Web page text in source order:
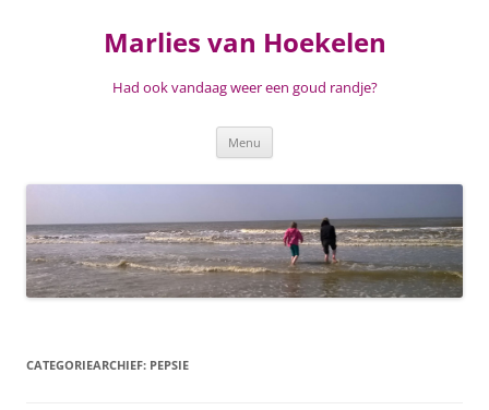
Marlies van Hoekelen
Had ook vandaag weer een goud randje?
Menu
CATEGORIEARCHIEF: PEPSIE